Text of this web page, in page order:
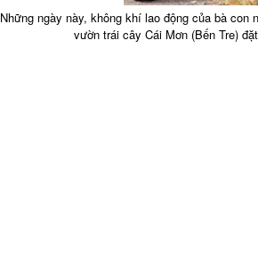
Những ngày này, không khí lao động của bà
vườn trái cây Cái Mơn (Bến Tre)